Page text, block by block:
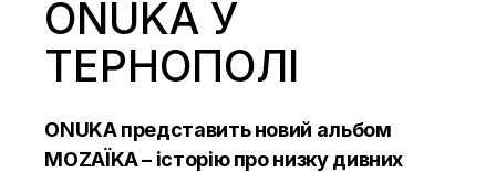
ONUKA У
ТЕРНОПОЛІ
ONUKA представить новий альбом
MOZAЇKA – історію про низку дивних